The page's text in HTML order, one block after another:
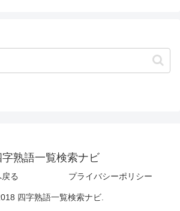
字熟語一覧検索ナビ
る プライバシーポリシー
四字熟語一覧検索ナビ.